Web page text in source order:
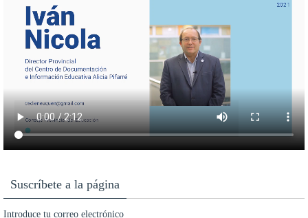
Suscríbete a la página
Introduce tu correo electrónico